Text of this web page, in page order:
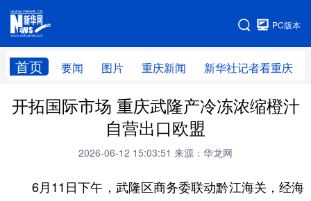
PC版本
首页 要闻 图片 重庆新闻 新华社记者看重庆
网站地图
开拓国际市场 重庆武隆产冷冻浓缩橙汁
自营出口欧盟
2026-06-12 15:03:51 来源：华龙网
6月11日下午，武隆区商务委联动黔江海关，经海